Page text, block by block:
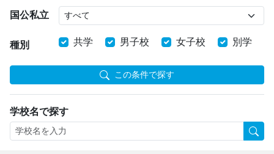
国公私立
種別 共学 男子校 女子校 別学
この条件で探す
学校名で探す